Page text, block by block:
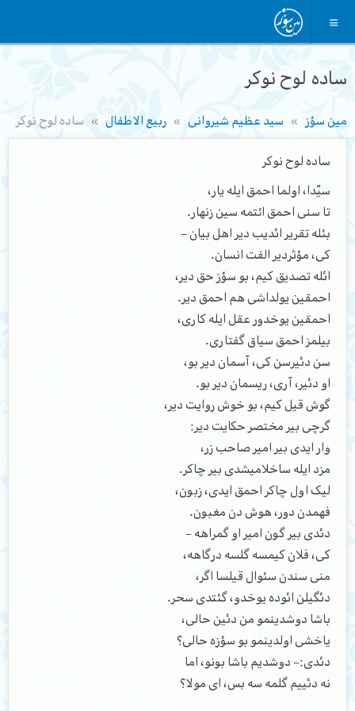
ساده لوح نوکر
مین سؤز سید عظیم شیروانی ربیع الاطفال ساده لوح نوکر
ساده لوح نوکر
سیّدا، اولما احمق ایله یار،
تا سنی احمق ائتمه سین زنهار.
بئله تقریر ائدیب دیر اهل بیان –
کی، مؤثردیر الفت انسان.
ائله تصدیق کیم، بو سؤز حق دیر،
احمقین یولداشی هم احمق دیر.
احمقین یوخدور عقل ایله کاری،
بیلمز احمق سیاق گفتاری.
سن دئیرسن کی، آسمان دیر بو،
او دئیر، آری، ریسمان دیر بو.
گوش قیل کیم، بو خوش روایت دیر،
گرچی بیر مختصر حکایت دیر:
وار ایدی بیر امیر صاحب زر،
مزد ایله ساخلامیشدی بیر چاکر.
لیک اول چاکر احمق ایدی، زبون،
فهمدن دور، هوش دن مغبون.
دئدی بیر گون امیر او گمراهه –
کی، فلان کیمسه گلسه درگاهه،
منی سندن سئوال قیلسا اگر،
دئگیلن ائوده یوخدو، گئتدی سحر.
باشا دوشدینمو من دئین حالی،
یاخشی اولدینمو بو سؤزه حالی؟
دئدی:– دوشدیم باشا بونو، اما
نه دئییم گلمه سه بس، ای مولا؟